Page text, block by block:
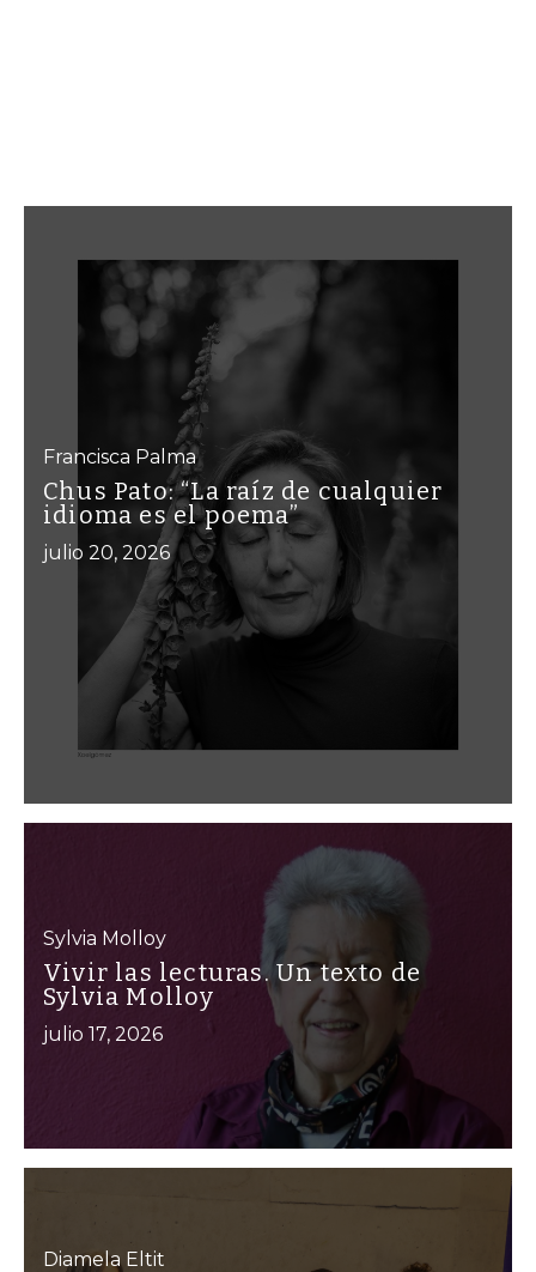
Francisca Palma
Chus Pato: “La raíz de cualquier
idioma es el poema”
julio 20, 2026
Sylvia Molloy
Vivir las lecturas. Un texto de
Sylvia Molloy
julio 17, 2026
Diamela Eltit